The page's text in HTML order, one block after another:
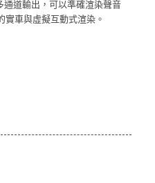
道輸出，可以準確渲染聲音
車與虛擬互動式渲染。